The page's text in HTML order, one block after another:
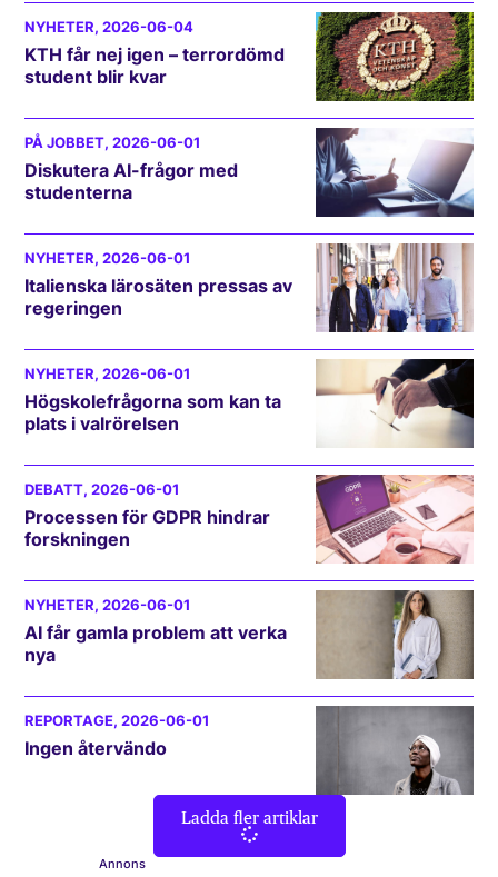
NYHETER, 2026-06-04
KTH får nej igen – terrordömd
student blir kvar
PÅ JOBBET, 2026-06-01
Diskutera AI-frågor med
studenterna
NYHETER, 2026-06-01
Italienska lärosäten pressas av
regeringen
NYHETER, 2026-06-01
Högskolefrågorna som kan ta
plats i valrörelsen
DEBATT, 2026-06-01
Processen för GDPR hindrar
forskningen
NYHETER, 2026-06-01
AI får gamla problem att verka
nya
REPORTAGE, 2026-06-01
Ingen återvändo
Ladda fler artiklar
Annons